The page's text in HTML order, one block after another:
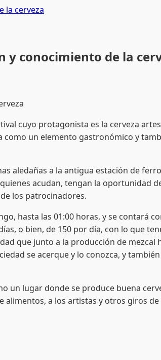
la cerveza
y conocimiento de la
cuyo protagonista es la cerveza
un elemento gastronómico y
a la antigua estación de
acudan, tengan la oportunidad
los patrocinadores.
las 01:00 horas, y se contará
o bien, de 150 por día, con lo que
que junto a la producción de
se acerque y lo conozca, y
donde se produce buena
a los artistas y otros giros